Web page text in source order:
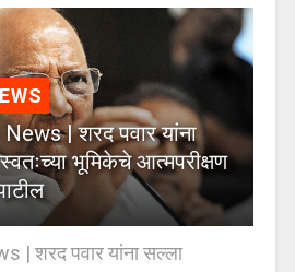
| शरद पवार यांना
भूमिकेचे आत्मपरीक्षण
| शरद पवार यांना सल्ला